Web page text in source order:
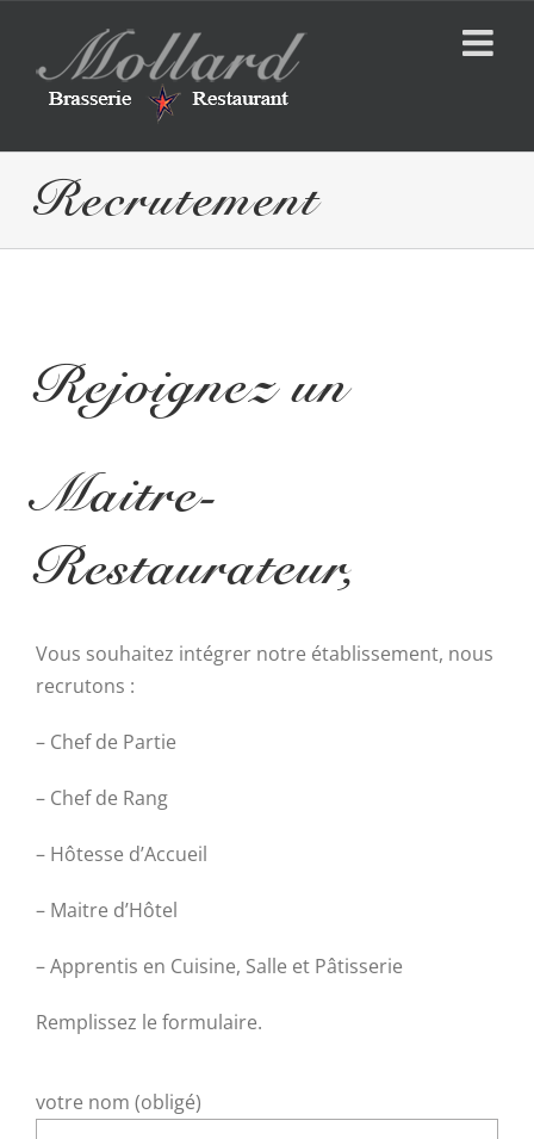
content
Recrutement
Rejoignez un
Maitre-
Restaurateur,
Vous souhaitez intégrer notre établissement, nous
recrutons :
– Chef de Partie
– Chef de Rang
– Hôtesse d’Accueil
– Maitre d’Hôtel
– Apprentis en Cuisine, Salle et Pâtisserie
Remplissez le formulaire.
votre nom (obligé)